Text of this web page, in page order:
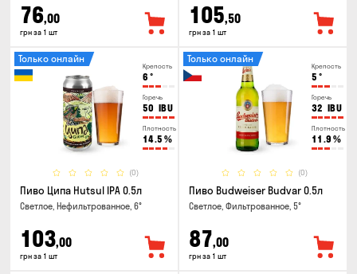
76,00
грн за 1 шт
105,50
грн за 1 шт
Крепость
6 °
Горечь
50 IBU
Плотность
14.5 %
(0)
Только онлайн
Пиво Ципа Hutsul IPA 0.5л
Светлое, Нефильтрованное, 6°
103,00
грн за 1 шт
Крепость
5 °
Горечь
32 IBU
Плотность
11.9 %
(0)
Только онлайн
Пиво Budweiser Budvar 0.5л
Светлое, Фильтрованное, 5°
87,00
грн за 1 шт